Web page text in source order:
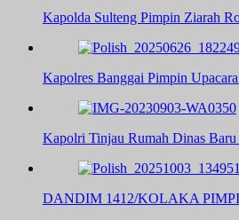
Kapolda Sulteng Pimpin Ziarah
Kapolres Banggai Pimpin
Kapolri Tinjau Rumah Dinas
DANDIM 1412/KOLAKA